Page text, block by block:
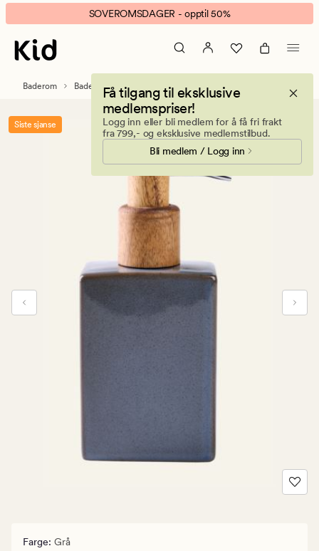
Verde
såpedispenser
grå
banner.
Klikk
ESCAPE
pause.
SOVEROMSDAGER - opptil 50%
Få tilgang til eksklusive
medlemspriser!
Logg inn eller bli medlem for å få fri frakt
fra 799,- og eksklusive medlemstilbud.
Bli medlem / Logg inn
Baderom Baderomstilbehør
Siste sjanse
Farge: Grå